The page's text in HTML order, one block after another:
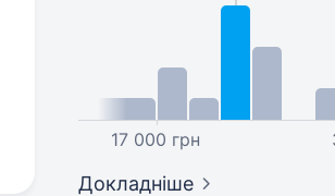
17 000 грн
Докладніше